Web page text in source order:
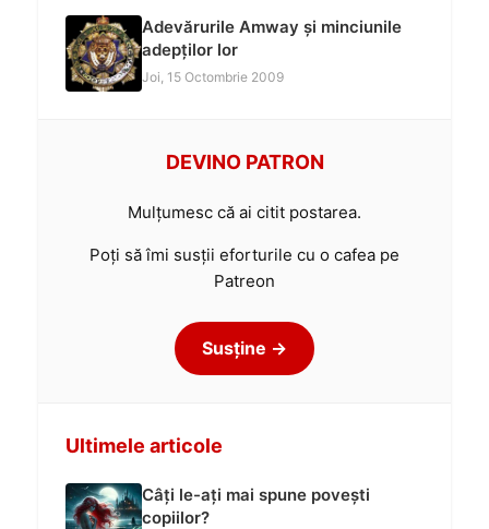
Adevărurile Amway și minciunile
adepților lor
Joi, 15 Octombrie 2009
DEVINO PATRON
Mulțumesc că ai citit postarea.
Poți să îmi susții eforturile cu o cafea pe
Patreon
Susține →
Ultimele articole
Câți le-ați mai spune povești
copiilor?